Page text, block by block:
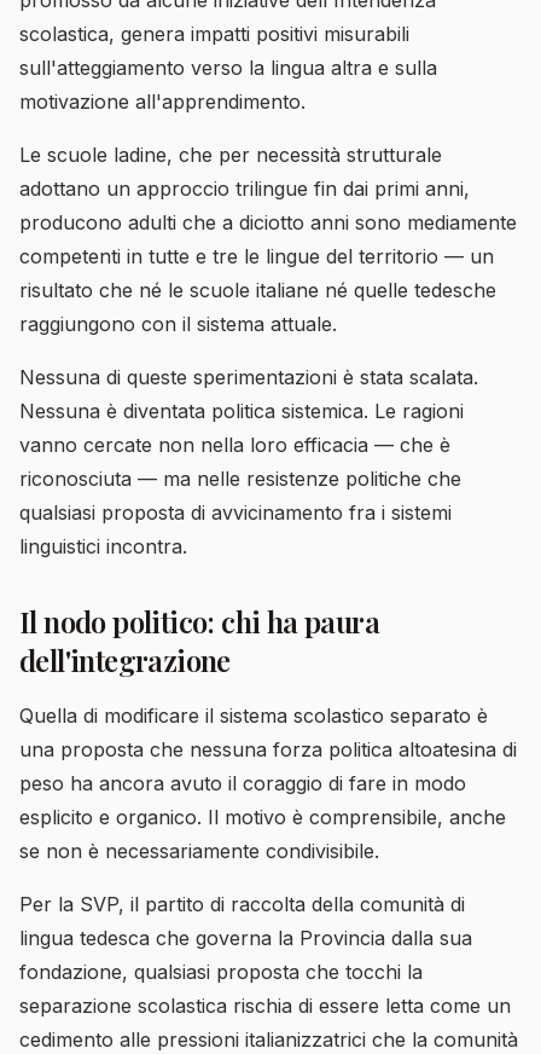
scolastica, genera impatti positivi misurabili
sull'atteggiamento verso la lingua altra e sulla
motivazione all'apprendimento.
Le scuole ladine, che per necessità strutturale
adottano un approccio trilingue fin dai primi anni,
producono adulti che a diciotto anni sono mediamente
competenti in tutte e tre le lingue del territorio — un
risultato che né le scuole italiane né quelle tedesche
raggiungono con il sistema attuale.
Nessuna di queste sperimentazioni è stata scalata.
Nessuna è diventata politica sistemica. Le ragioni
vanno cercate non nella loro efficacia — che è
riconosciuta — ma nelle resistenze politiche che
qualsiasi proposta di avvicinamento fra i sistemi
linguistici incontra.
Il nodo politico: chi ha paura
dell'integrazione
Quella di modificare il sistema scolastico separato è
una proposta che nessuna forza politica altoatesina di
peso ha ancora avuto il coraggio di fare in modo
esplicito e organico. Il motivo è comprensibile, anche
se non è necessariamente condivisibile.
Per la SVP, il partito di raccolta della comunità di
lingua tedesca che governa la Provincia dalla sua
fondazione, qualsiasi proposta che tocchi la
separazione scolastica rischia di essere letta come un
cedimento alle pressioni italianizzatrici che la comunità